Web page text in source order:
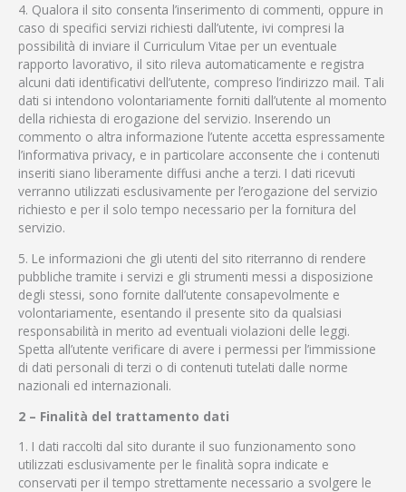
4. Qualora il sito consenta l’inserimento di commenti, oppure in
caso di specifici servizi richiesti dall’utente, ivi compresi la
possibilità di inviare il Curriculum Vitae per un eventuale
rapporto lavorativo, il sito rileva automaticamente e registra
alcuni dati identificativi dell’utente, compreso l’indirizzo mail. Tali
dati si intendono volontariamente forniti dall’utente al momento
della richiesta di erogazione del servizio. Inserendo un
commento o altra informazione l’utente accetta espressamente
l’informativa privacy, e in particolare acconsente che i contenuti
inseriti siano liberamente diffusi anche a terzi. I dati ricevuti
verranno utilizzati esclusivamente per l’erogazione del servizio
richiesto e per il solo tempo necessario per la fornitura del
servizio.
5. Le informazioni che gli utenti del sito riterranno di rendere
pubbliche tramite i servizi e gli strumenti messi a disposizione
degli stessi, sono fornite dall’utente consapevolmente e
volontariamente, esentando il presente sito da qualsiasi
responsabilità in merito ad eventuali violazioni delle leggi.
Spetta all’utente verificare di avere i permessi per l’immissione
di dati personali di terzi o di contenuti tutelati dalle norme
nazionali ed internazionali.
2 – Finalità del trattamento dati
1. I dati raccolti dal sito durante il suo funzionamento sono
utilizzati esclusivamente per le finalità sopra indicate e
conservati per il tempo strettamente necessario a svolgere le